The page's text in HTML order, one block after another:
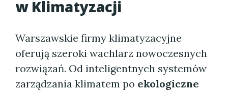
w Klimatyzacji
Warszawskie firmy klimatyzacyjne
oferują szeroki wachlarz nowoczesnych
rozwiązań. Od inteligentnych systemów
zarządzania klimatem po ekologiczne